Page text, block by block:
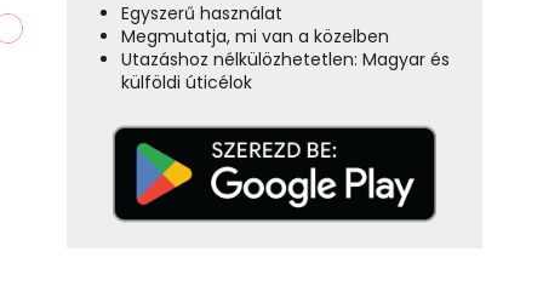
Egyszerű használat
Megmutatja, mi van a közelben
Utazáshoz nélkülözhetetlen: Magyar és
külföldi úticélok